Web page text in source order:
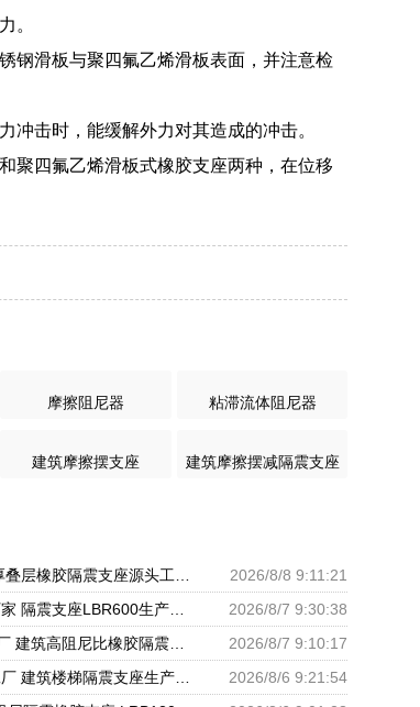
。
钢滑板与聚四氟乙烯滑板表面，并注意检
击时，能缓解外力对其造成的冲击。
聚四氟乙烯滑板式橡胶支座两种，在位移
摩擦阻尼器 粘滞流体阻尼器
建筑摩擦摆支座 建筑摩擦摆减隔震支座
2026/8/8 9:11:21
2026/8/7 9:30:38
2026/8/7 9:10:17
2026/8/6 9:21:54